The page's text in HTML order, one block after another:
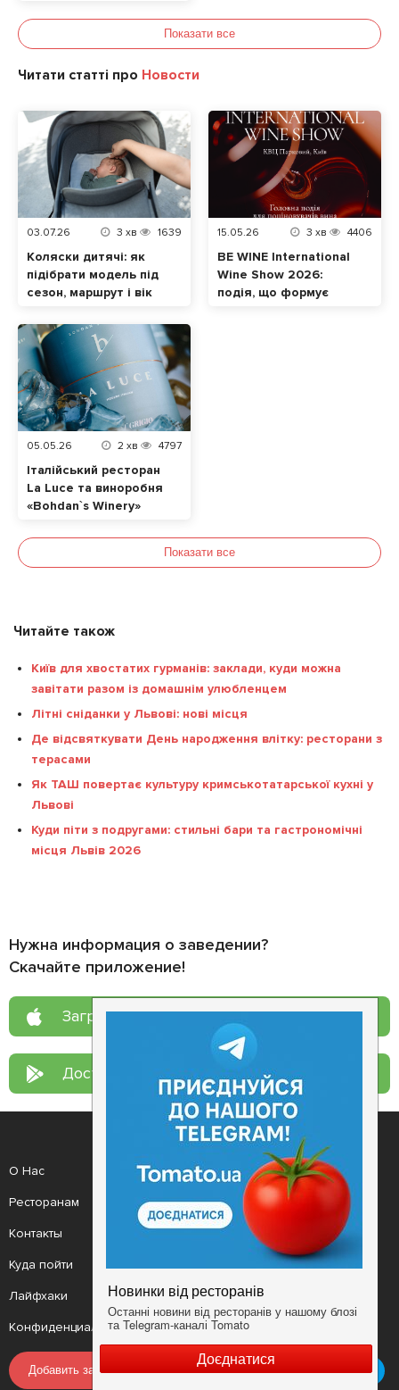
Показати все
Читати статті про Новости
03.07.26 3 хв 1639
Коляски дитячі: як
підібрати модель під
сезон, маршрут і вік
15.05.26 3 хв 4406
BE WINE International
Wine Show 2026:
подія, що формує
05.05.26 2 хв 4797
Італійський ресторан
La Luce та виноробня
«Bohdan`s Winery»
авторське Піно
Показати все
Читайте також
Київ для хвостатих гурманів: заклади, куди можна
завітати разом із домашнім улюбленцем
Літні сніданки у Львові: нові місця
Де відсвяткувати День народження влітку: ресторани з
терасами
Як ТАШ повертає культуру кримськотатарської кухні у
Львові
Куди піти з подругами: стильні бари та гастрономічні
місця Львів 2026
Нужна информация о заведении?
Скачайте приложение!
Загрузите в App Store
Доступно в Google Play
О Нас
Ресторанам
Контакты
Куда пойти
Лайфхаки
Конфиденциальность
Рецепт дня
Новости
Анонсы
Мобильное приложение
Условия
Добавить заведение